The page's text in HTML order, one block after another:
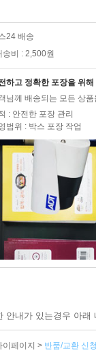
24 배송
송비 : 2,500원
하고 정확한 포장을 위
님께 배송되는 모든 상
: 안전한 포장 관리
범위 : 박스 포장 작업
내가 있는경우 아
이페이지 > 반품/교환 신